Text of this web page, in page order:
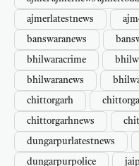
ajmerlatestnews
banswaranews
bhilwaracrime
bhilwaranews
chittorgarh
chittorgarhnews
dungarpurlatestnews
dungarpurpolice